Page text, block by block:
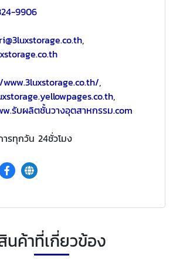
9906
,
,
,
รับผลิตชั้นวางอุตสาหกรรม.com
ารทุกวัน 24ชั่วโมง
นค้าที่เกี่ยวข้อง